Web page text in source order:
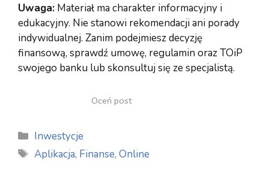
Uwaga: Materiał ma charakter informacyjny i
edukacyjny. Nie stanowi rekomendacji ani porady
indywidualnej. Zanim podejmiesz decyzję
finansową, sprawdź umowę, regulamin oraz TOiP
swojego banku lub skonsultuj się ze specjalistą.
Oceń post
Kategorie
Inwestycje
Tagi
Aplikacja, Finanse,Online